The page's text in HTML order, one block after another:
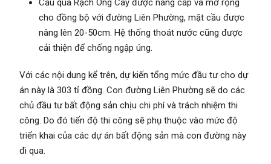
cho đồng bộ với đường Liên Phường, mặt cầu được
nâng lên 20-50cm. Hệ thống thoát nước cũng được
cải thiện để chống ngập úng.
Với các nội dung kể trên, dự kiến tổng mức đầu tư cho dự
án này là 303 tỉ đồng. Con đường Liên Phường sẽ do các
chủ đầu tư bất động sản chịu chi phí và trách nhiệm thi
công. Do đó tiến độ thi công sẽ phụ thuộc vào mức độ
triển khai của các dự án bất động sản mà con đường này
đi qua.